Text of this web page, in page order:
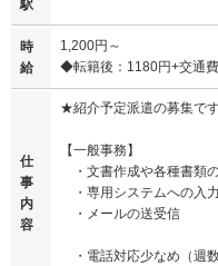
駅
時
給
1,200円～
◆転籍後：1180円+交通
仕
事
内
容
★紹介予定派遣の募集で
【一般事務】
・文書作成や各種書類
・専用システムへの入力
・メールの送受信
・電話対応少なめ（週数